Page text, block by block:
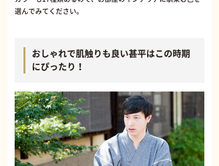
選んでみてください。
おしゃれで肌触りも良い甚平はこの時期
にぴったり！